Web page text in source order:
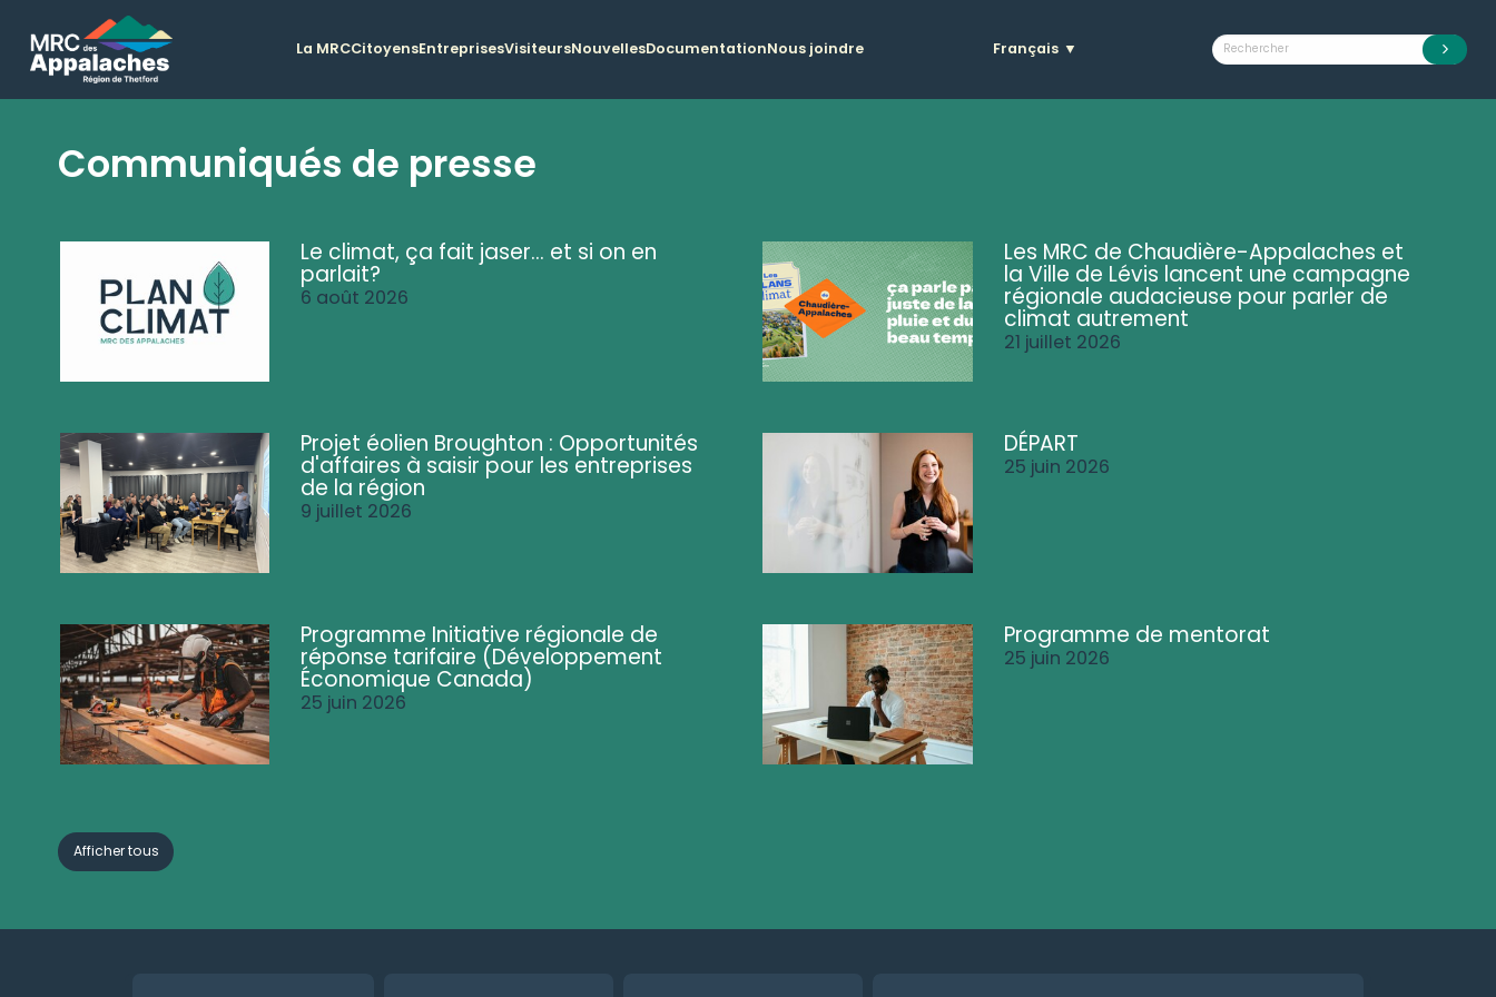
La MRCCitoyensEntreprisesVisiteursNouvellesDocumentationNous joindre Français ▼
Communiqués de presse
Le climat, ça fait jaser... et si on en
parlait?
6 août 2026
Les MRC de Chaudière-Appalaches et
la Ville de Lévis lancent une campagne
régionale audacieuse pour parler de
climat autrement
21 juillet 2026
Projet éolien Broughton : Opportunités
d'affaires à saisir pour les entreprises
de la région
9 juillet 2026
DÉPART
25 juin 2026
Programme Initiative régionale de
réponse tarifaire (Développement
Économique Canada)
25 juin 2026
Programme de mentorat
25 juin 2026
Afficher tous